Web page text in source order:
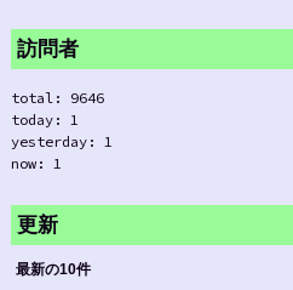
訪問者
total: 9646
today: 1
yesterday: 1
now: 1
更新
最新の10件